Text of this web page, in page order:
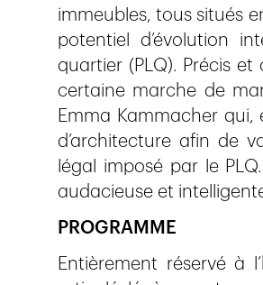
immeubles, tous situés
potentiel d’évolution
quartier (PLQ). Précis
certaine marche de
Emma Kammacher qui,
d’architecture afin de
légal imposé par le
audacieuse et
PROGRAMME
Entièrement réservé à